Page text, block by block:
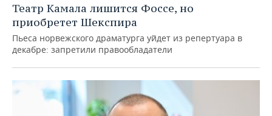
Театр Камала лишится Фоссе, но
приобретет Шекспира
Пьеса норвежского драматурга уйдет из репертуара в
декабре: запретили правообладатели